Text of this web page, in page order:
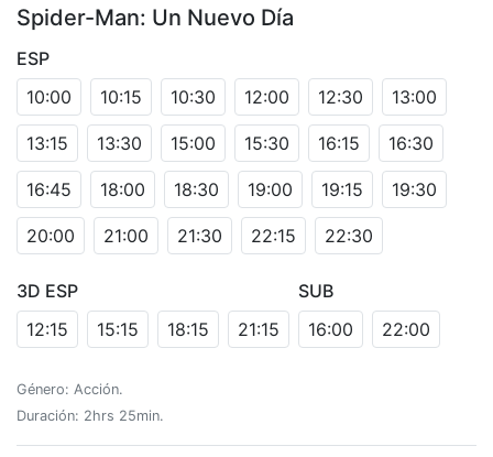
Spider-Man: Un Nuevo Día
ESP
10:00
10:15 10:30 12:00 12:30 13:00
13:15 13:30 15:00 15:30 16:15 16:30
16:45 18:00 18:30 19:00 19:15 19:30
20:00 21:00 21:30 22:15 22:30
3D ESP
12:15
15:15 18:15 21:15
SUB
16:00
22:00
Género: Acción.
Duración: 2hrs 25min.